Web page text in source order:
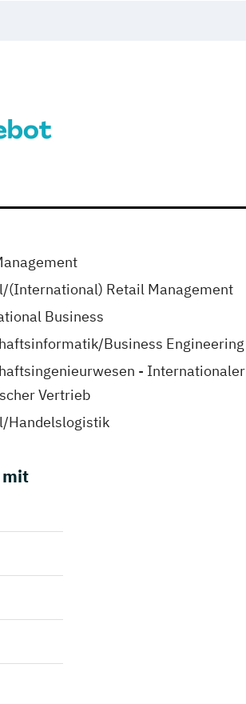
(International) Retail Management
Business
Business Engineering
- Internationaler
Vertrieb
Handelslogistik
mit